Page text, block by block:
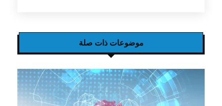
موضوعات ذات صلة